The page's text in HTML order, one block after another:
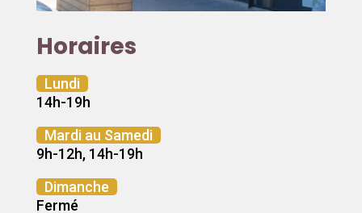
Horaires
Lundi
14h-19h
Mardi au Samedi
9h-12h, 14h-19h
Dimanche
Fermé